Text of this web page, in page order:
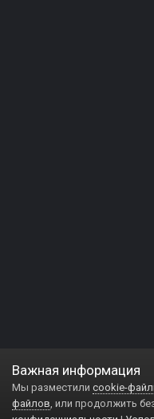
Важная информация
Мы разместили cookie-
файлов, или продолжить